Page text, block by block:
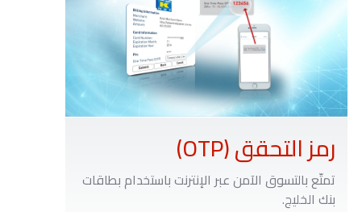
رمز التحقق (OTP)
تمتّع بالتسوق الآمن عبر الإنترنت باستخدام بطاقات
بنك الخليج.